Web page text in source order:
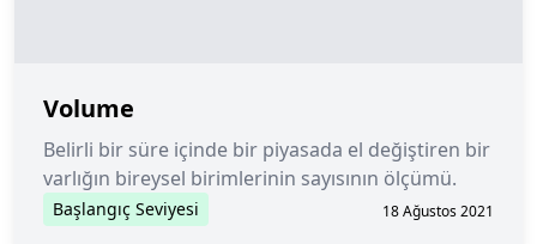
Volume
Belirli bir süre içinde bir piyasada el değiştiren bir
varlığın bireysel birimlerinin sayısının ölçümü.
Başlangıç Seviyesi 18 Ağustos 2021